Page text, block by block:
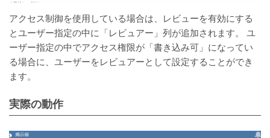
アクセス制御を使用している場合は、レビューを有効にする
とユーザー指定の中に「レビュアー」列が追加されます。 ユ
ーザー指定の中でアクセス権限が「書き込み可」になってい
る場合に、ユーザーをレビュアーとして設定することができ
ます。
実際の動作